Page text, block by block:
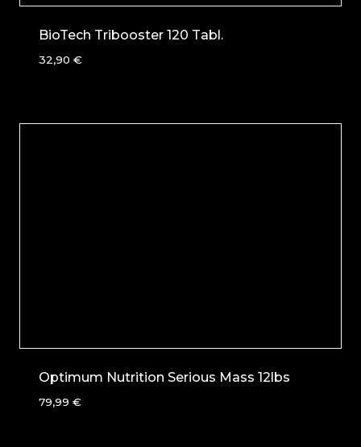
BioTech Tribooster 120 Tabl.
32,90 €
Optimum Nutrition Serious Mass 12lbs
79,99 €